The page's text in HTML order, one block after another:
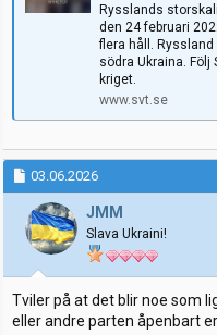
Rysslands
den 24 februari
flera håll.
södra Ukraina.
kriget.
www.svt.se
03.06.2026
JMM
Slava Ukraini!
Tviler på at det blir noe som
eller andre parten åpenbart